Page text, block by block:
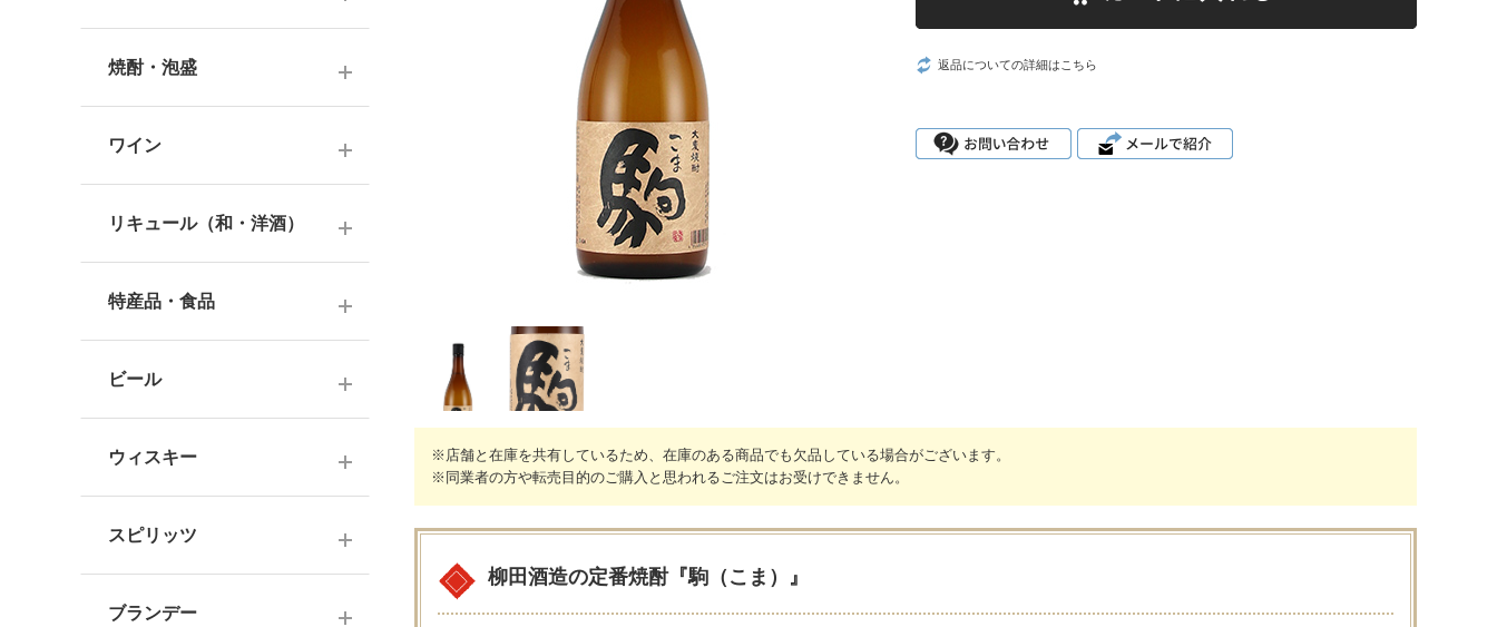
返品についての詳細はこちら
※店舗と在庫を共有しているため、在庫のある商品でも欠品している場合がございます。
※同業者の方や転売目的のご購入と思われるご注文はお受けできません。
柳田酒造の定番焼酎『駒（こま）』
3000円台
4000円台
5000円台
3,001～5,000円
5,001～10,000円
大吟醸酒
純米吟醸酒
吟醸酒
普通酒
お燗酒
にごり酒・発泡・その他
焼酎・泡盛
芋焼酎
麦焼酎
米焼酎
黒糖焼酎
ワイン
ドイツワイン
海外産ワイン
赤ワイン
シャンパーニュ
スパークリングワイン
オレンジワイン
リキュール（和・洋酒）
果実酒・その他
シリーズで選ぶ
特産品・食品
おつまみ
健康志向・免疫力アップ
調味料
ビール
ウィスキー
その他ウイスキー
スピリッツ
ブランデー